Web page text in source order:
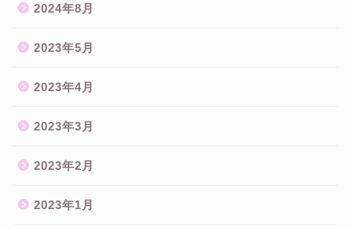
2024年8月
2023年5月
2023年4月
2023年3月
2023年2月
2023年1月